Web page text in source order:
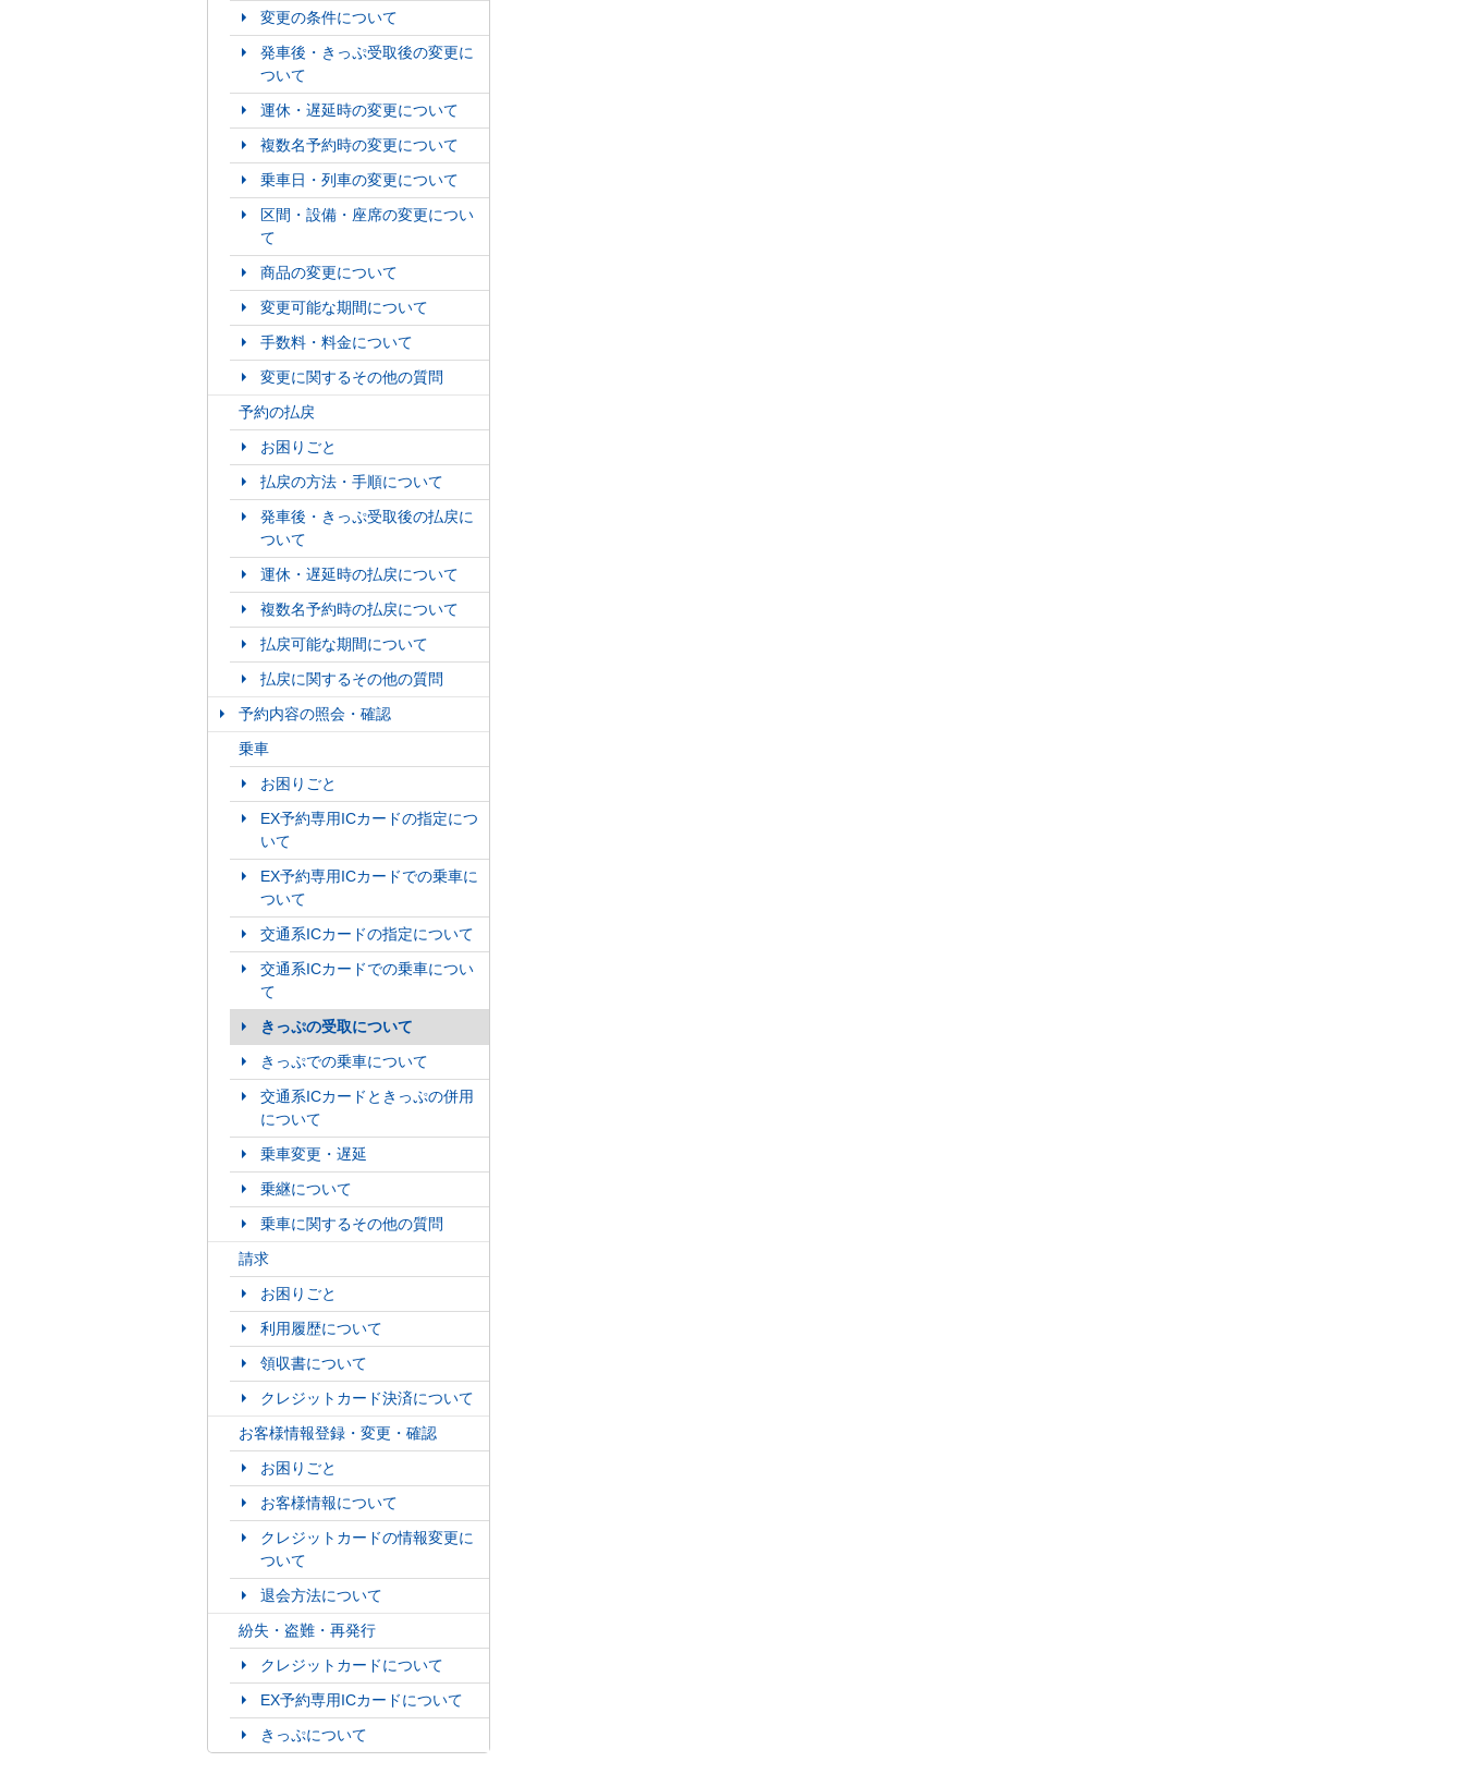
変更の条件について
発車後・きっぷ受取後の変更に
ついて
運休・遅延時の変更について
複数名予約時の変更について
乗車日・列車の変更について
区間・設備・座席の変更につい
て
商品の変更について
変更可能な期間について
手数料・料金について
変更に関するその他の質問
予約の払戻
お困りごと
払戻の方法・手順について
発車後・きっぷ受取後の払戻に
ついて
運休・遅延時の払戻について
複数名予約時の払戻について
払戻可能な期間について
払戻に関するその他の質問
予約内容の照会・確認
乗車
お困りごと
EX予約専用ICカードの指定につ
いて
EX予約専用ICカードでの乗車に
ついて
交通系ICカードの指定について
交通系ICカードでの乗車につい
て
きっぷの受取について
きっぷでの乗車について
交通系ICカードときっぷの併用
について
乗車変更・遅延
乗継について
乗車に関するその他の質問
請求
お困りごと
利用履歴について
領収書について
クレジットカード決済について
お客様情報登録・変更・確認
お困りごと
お客様情報について
クレジットカードの情報変更に
ついて
退会方法について
紛失・盗難・再発行
クレジットカードについて
EX予約専用ICカードについて
きっぷについて